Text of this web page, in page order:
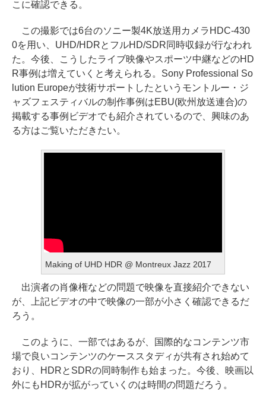
こに確認できる。
この撮影では6台のソニー製4K放送用カメラHDC-430
0を用い、UHD/HDRとフルHD/SDR同時収録が行なわれ
た。今後、こうしたライブ映像やスポーツ中継などのHD
R事例は増えていくと考えられる。Sony Professional So
lution Europeが技術サポートしたというモントルー・ジ
ャズフェスティバルの制作事例はEBU(欧州放送連合)の
掲載する事例ビデオでも紹介されているので、興味のあ
る方はご覧いただきたい。
Making of UHD HDR @ Montreux Jazz 2017
出演者の肖像権などの問題で映像を直接紹介できない
が、上記ビデオの中で映像の一部が小さく確認できるだ
ろう。
このように、一部ではあるが、国際的なコンテンツ市
場で良いコンテンツのケーススタディが共有され始めて
おり、HDRとSDRの同時制作も始まった。今後、映画以
外にもHDRが拡がっていくのは時間の問題だろう。